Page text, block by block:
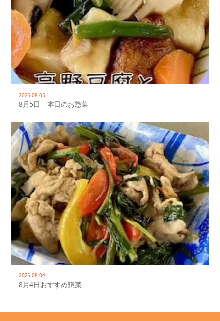
2026.08.05
8月5日 本日のお惣菜
2026.08.04
8月4日おすすめ惣菜